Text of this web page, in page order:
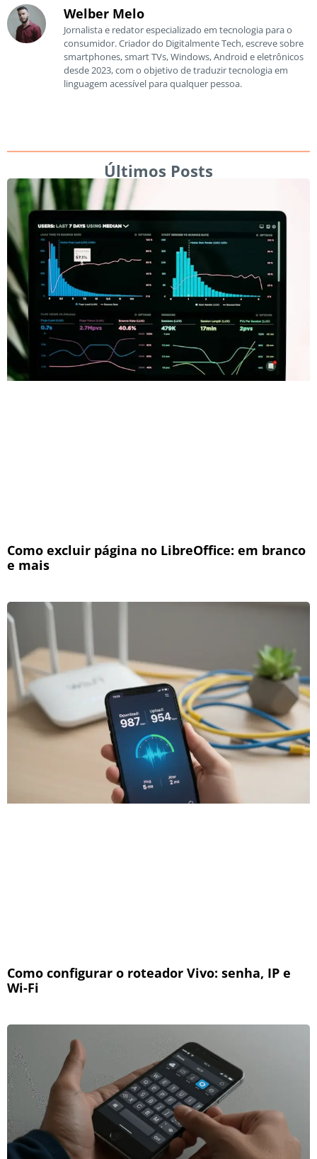
Welber Melo
Jornalista e redator especializado em tecnologia para o
consumidor. Criador do Digitalmente Tech, escreve sobre
smartphones, smart TVs, Windows, Android e eletrônicos
desde 2023, com o objetivo de traduzir tecnologia em
linguagem acessível para qualquer pessoa.
Últimos Posts
Como excluir página no LibreOffice: em branco
e mais
Como configurar o roteador Vivo: senha, IP e
Wi-Fi